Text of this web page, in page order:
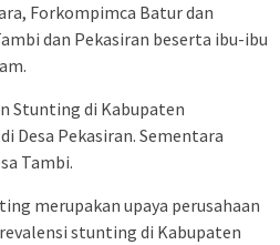
Forkompimca Batur dan
dan Pekasiran beserta ibu-ibu
Stunting di Kabupaten
Desa Pekasiran. Sementara
Tambi.
merupakan upaya perusahaan
stunting di Kabupaten